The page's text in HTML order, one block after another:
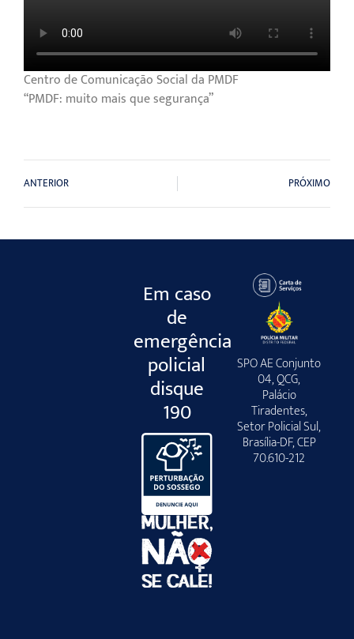
Centro de Comunicação Social da PMDF
“PMDF: muito mais que segurança”
ANTERIOR PRÓXIMO
Em caso
de
emergência
policial
disque
190
SPO AE Conjunto
04, QCG,
Palácio
Tiradentes,
Setor Policial Sul,
Brasília-DF, CEP
70.610-212